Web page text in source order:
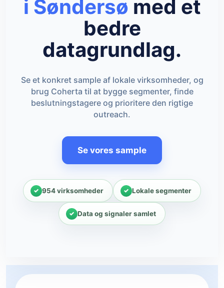
i Søndersø med et
bedre
datagrundlag.
Se et konkret sample af lokale virksomheder, og
brug Coherta til at bygge segmenter, finde
beslutningstagere og prioritere den rigtige
outreach.
Se vores sample
954 virksomheder Lokale segmenter
Data og signaler samlet